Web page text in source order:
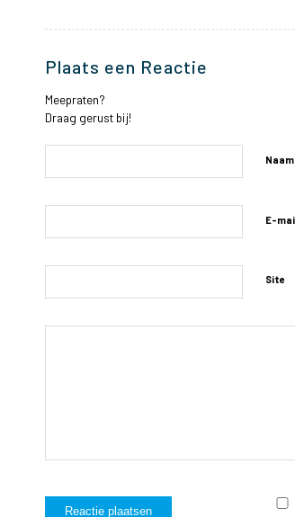
Plaats een Reactie
Meepraten?
Draag gerust bij!
Naam
E-
Site